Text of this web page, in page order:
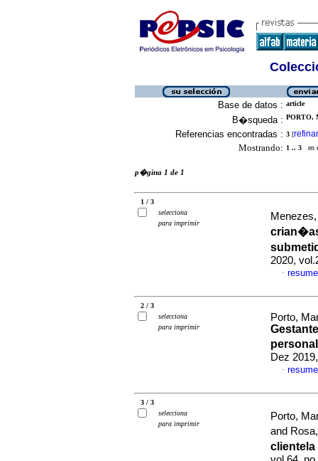
Base de datos : article
B�squeda : PORTO,
Referencias encontradas : 3 [refinar
Mostrando: 1 .. 3 en
p�gina 1 de 1
1 / 3
selecciona
para imprimir
2020,
·
2 / 3
selecciona
para imprimir
Porto,
Dez
·
3 / 3
selecciona
para imprimir
Porto,
and